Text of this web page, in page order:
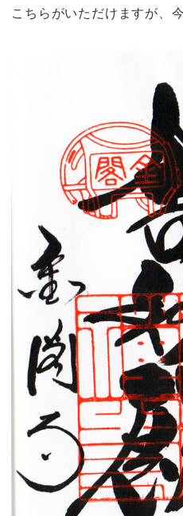
こちらがいただけますが、